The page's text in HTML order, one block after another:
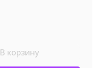
В корзину